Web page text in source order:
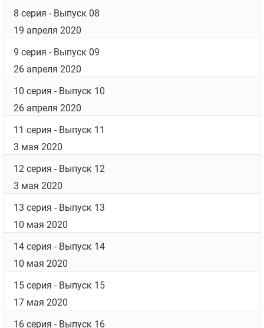
3 серия
- Выпуск 03
5 апреля 2020
4 серия
- Выпуск 04
5 апреля 2020
5 серия
- Выпуск 05
12 апреля 2020
6 серия
- Выпуск 06
12 апреля 2020
7 серия
- Выпуск 07
19 апреля 2020
8 серия
- Выпуск 08
19 апреля 2020
9 серия
- Выпуск 09
26 апреля 2020
10 серия
- Выпуск 10
26 апреля 2020
11 серия
- Выпуск 11